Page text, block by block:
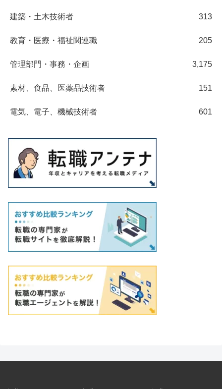
建築・土木技術者 313
教育・医療・福祉関連職 205
管理部門・事務・企画 3,175
素材、食品、医薬品技術者 151
電気、電子、機械技術者 601